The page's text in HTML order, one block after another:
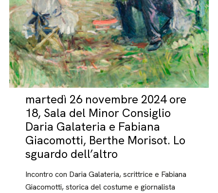
martedì 26 novembre 2024 ore
18, Sala del Minor Consiglio
Daria Galateria e Fabiana
Giacomotti, Berthe Morisot. Lo
sguardo dell’altro
Incontro con Daria Galateria, scrittrice e Fabiana
Giacomotti, storica del costume e giornalista